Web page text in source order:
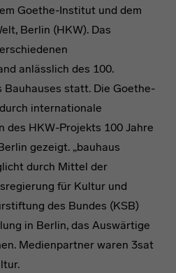
Goethe-Institut und dem
Berlin (HKW). Das
anlässlich des 100.
Bauhauses statt. Die Goethe-
internationale
des HKW-Projekts 100 Jahre
gezeigt. „bauhaus
durch Mittel der
für Kultur und
des Bundes (KSB)
in Berlin, das Auswärtige
Medienpartner waren 3sat